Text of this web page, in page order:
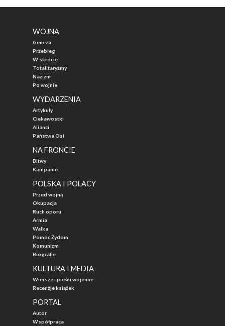
WOJNA
Geneza
Przebieg
W skrócie
Totalitaryzmy
Nazizm
Po wojnie
WYDARZENIA
Artykuły
Ciekawostki
Alianci
Państwa Osi
NA FRONCIE
Bitwy
Kampanie
POLSKA I POLACY
Przed wojną
Okupacja
Ruch oporu
Armia
Walka
Pomoc Żydom
Komunizm
Biografie
KULTURA I MEDIA
Wiersze i pieśni wojenne
Recenzje książek
PORTAL
Autor
Współpraca